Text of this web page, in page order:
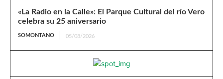
«La Radio en la Calle»: El Parque Cultural del río Vero
celebra su 25 aniversario
SOMONTANO 05/08/2026